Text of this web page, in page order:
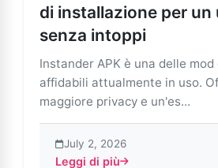
di installazione per un
senza intoppi
Instander APK è una delle
affidabili attualmente in uso.
maggiore privacy e un'es...
July 2, 2026
Leggi di più